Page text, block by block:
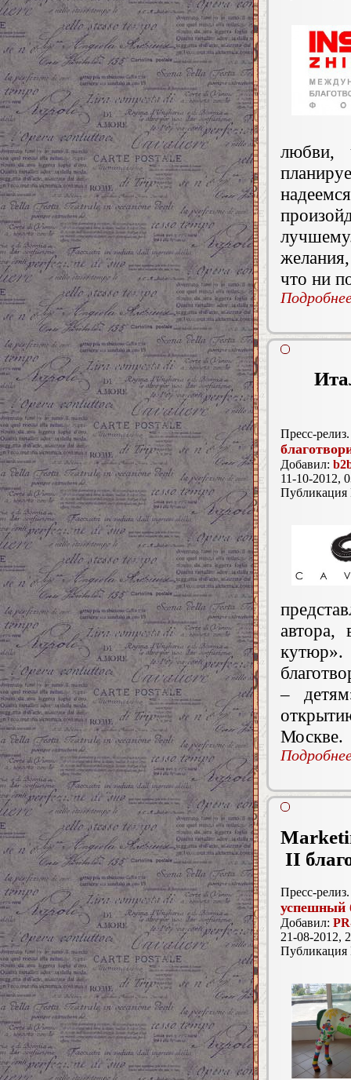
любви,
что ни
Пресс-релиз.
Добавил:
11-10-2012,
автора,
–
Москве.
II
Пресс-релиз.
успешный
Добавил:
21-08-2012,